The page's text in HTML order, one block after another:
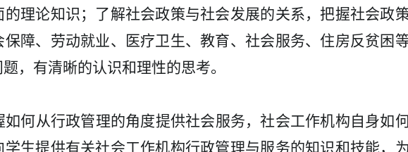
理论知识；了解社会政策与社会发展的关系，把握社会政
障、劳动就业、医疗卫生、教育、社会服务、住房反贫困
，有清晰的认识和理性的思考。
如何从行政管理的角度提供社会服务，社会工作机构自身如
学生提供有关社会工作机构行政管理与服务的知识和技能，